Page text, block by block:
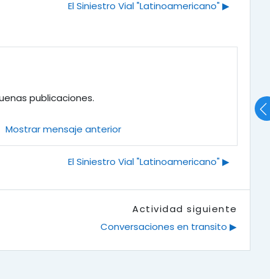
El Siniestro Vial "Latinoamericano" ▶︎
publicaciones.
Mostrar mensaje anterior
El Siniestro Vial "Latinoamericano" ▶︎
Actividad siguiente
Conversaciones en transito ▶︎